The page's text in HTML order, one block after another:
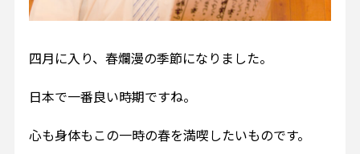
四月に入り、春爛漫の季節になりました。
日本で一番良い時期ですね。
心も身体もこの一時の春を満喫したいものです。